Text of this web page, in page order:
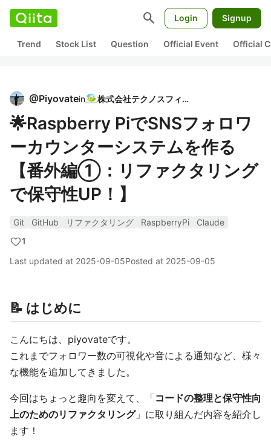
search Login Signup
Trend Stock List Question Official Event Official
@Piyovatein 株式会社テクノスフィア
🌟Raspberry PiでSNSフォロワ
ーカウンターシステムを作る
【番外編①：リファクタリング
で保守性UP！】
Git GitHub リファクタリング RaspberryPi
Claude
1
Last updated at 2025-09-05Posted at 2025-09-05
📝 はじめに
こんにちは、piyovateです。
これまでフォロワー数の可視化や音による通知など、様々
な機能を追加してきました。
今回はちょっと趣向を変えて、「コードの整理と保守性向
上のためのリファクタリング」に取り組んだ内容を紹介し
ます！